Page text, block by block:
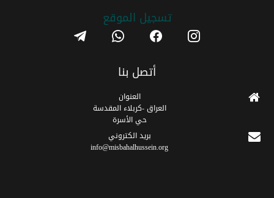
تسجیل الموقع instagram
facebook
whatsapp
telegram
أتصل بنا
العنوان
العراق -كربلاء المقدسة
حي الأسرة
برید الکتروني
info@misbahalhussein.org